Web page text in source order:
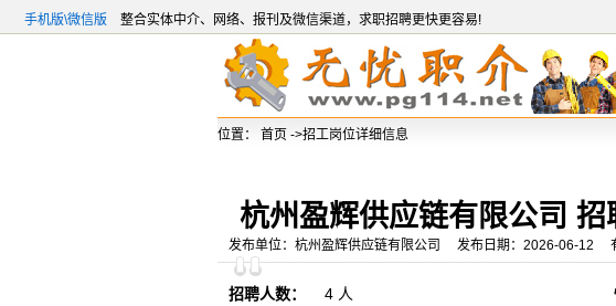
手机版\微信版 整合实体中介、网络、报刊及微信渠道，求职招聘更快更容易!
位置： 首页 ->招工岗位详细信息
杭州盈辉供应链有限公司 招
发布单位：杭州盈辉供应链有限公司 发布日期：2026-06-12
招聘人数： 4 人